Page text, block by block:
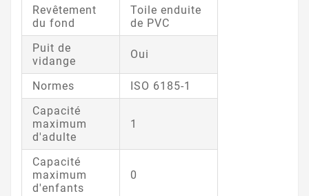
Revêtement
du fond
Toile enduite
de PVC
Puit de
vidange
Oui
Normes
ISO 6185-1
Capacité
maximum
d'adulte
1
Capacité
maximum
d'enfants
0